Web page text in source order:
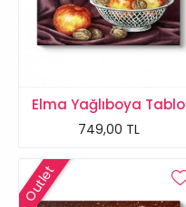
Elma Yağlıboya Tablo
749,00 TL
Outlet